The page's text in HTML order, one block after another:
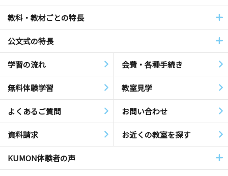
教科・教材ごとの特長
公文式の特長
学習の流れ 会費・各種手続き
無料体験学習 教室見学
よくあるご質問 お問い合わせ
資料請求 お近くの教室を探す
KUMON体験者の声